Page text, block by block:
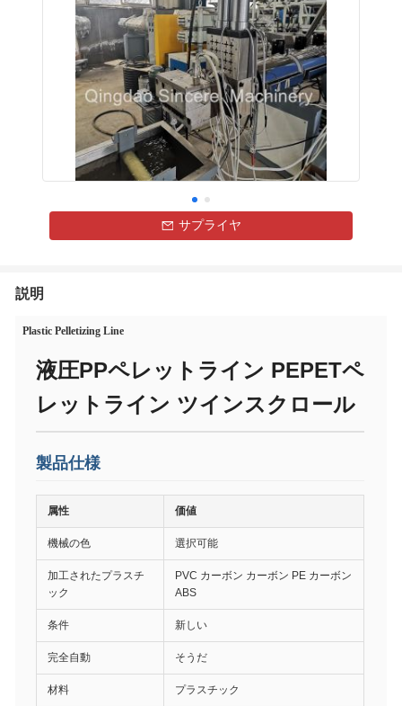
サプライヤ
説明
Plastic Pelletizing Line
液圧PPペレットライン PEPETペ
レットライン ツインスクロール
製品仕様
属性 価値
機械の色 選択可能
加工されたプラスチ
ック
PVC カーボン カーボン PE カーボン
ABS
条件 新しい
完全自動 そうだ
材料 プラスチック